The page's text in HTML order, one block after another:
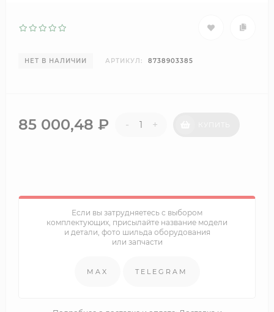
НЕТ В НАЛИЧИИ АРТИКУЛ: 8738903385
85 000,48 ₽ - +
Если вы затрудняетесь с выбором
комплектующих, присылайте название модели
и детали, фото шильда оборудования
или запчасти
MAX TELEGRAM